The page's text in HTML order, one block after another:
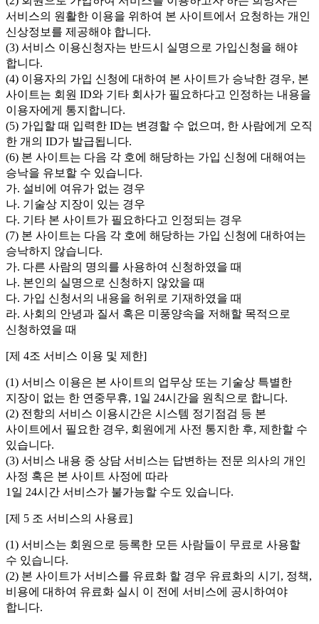
서비스의 원활한 이용을 위하여 본 사이트에서 요청하는 개인
신상정보를 제공해야 합니다.
(3) 서비스 이용신청자는 반드시 실명으로 가입신청을 해야
합니다.
(4) 이용자의 가입 신청에 대하여 본 사이트가 승낙한 경우, 본
사이트는 회원 ID와 기타 회사가 필요하다고 인정하는 내용을
이용자에게 통지합니다.
(5) 가입할 때 입력한 ID는 변경할 수 없으며, 한 사람에게 오직
한 개의 ID가 발급됩니다.
(6) 본 사이트는 다음 각 호에 해당하는 가입 신청에 대해여는
승낙을 유보할 수 있습니다.
가. 설비에 여유가 없는 경우
나. 기술상 지장이 있는 경우
다. 기타 본 사이트가 필요하다고 인정되는 경우
(7) 본 사이트는 다음 각 호에 해당하는 가입 신청에 대하여는
승낙하지 않습니다.
가. 다른 사람의 명의를 사용하여 신청하였을 때
나. 본인의 실명으로 신청하지 않았을 때
다. 가입 신청서의 내용을 허위로 기재하였을 때
라. 사회의 안녕과 질서 혹은 미풍양속을 저해할 목적으로
신청하였을 때
[제 4조 서비스 이용 및 제한]
(1) 서비스 이용은 본 사이트의 업무상 또는 기술상 특별한
지장이 없는 한 연중무휴, 1일 24시간을 원칙으로 합니다.
(2) 전항의 서비스 이용시간은 시스템 정기점검 등 본
사이트에서 필요한 경우, 회원에게 사전 통지한 후, 제한할 수
있습니다.
(3) 서비스 내용 중 상담 서비스는 답변하는 전문 의사의 개인
사정 혹은 본 사이트 사정에 따라
1일 24시간 서비스가 불가능할 수도 있습니다.
[제 5 조 서비스의 사용료]
(1) 서비스는 회원으로 등록한 모든 사람들이 무료로 사용할
수 있습니다.
(2) 본 사이트가 서비스를 유료화 할 경우 유료화의 시기, 정책,
비용에 대하여 유료화 실시 이 전에 서비스에 공시하여야
합니다.